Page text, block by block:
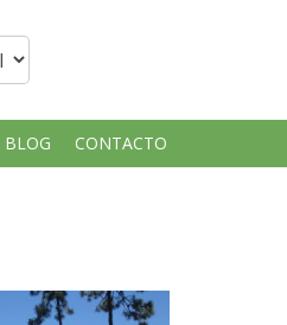
BLOG CONTACTO